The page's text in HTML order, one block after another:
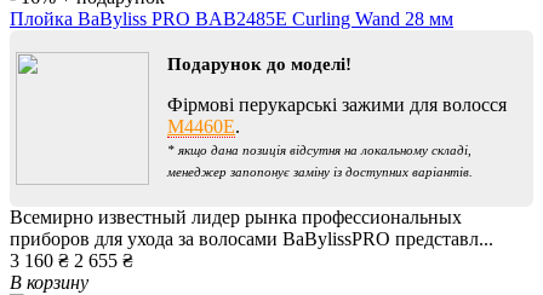
Плойка BaByliss PRO BAB2485E Curling Wand 28 мм
Подарунок до моделі!
Фірмові перукарські зажими для волосся
M4460E.
* якщо дана позиція відсутня на локальному складі,
менеджер запопонує заміну із доступних варіантів.
Всемирно известный лидер рынка профессиональных
приборов для ухода за волосами BaBylissPRO представл...
3 160 ₴ 2 655 ₴
В корзину